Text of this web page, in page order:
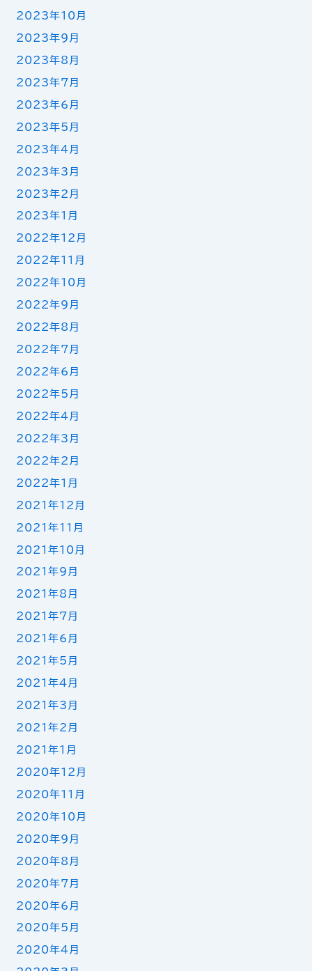
2023年10月
2023年9月
2023年8月
2023年7月
2023年6月
2023年5月
2023年4月
2023年3月
2023年2月
2023年1月
2022年12月
2022年11月
2022年10月
2022年9月
2022年8月
2022年7月
2022年6月
2022年5月
2022年4月
2022年3月
2022年2月
2022年1月
2021年12月
2021年11月
2021年10月
2021年9月
2021年8月
2021年7月
2021年6月
2021年5月
2021年4月
2021年3月
2021年2月
2021年1月
2020年12月
2020年11月
2020年10月
2020年9月
2020年8月
2020年7月
2020年6月
2020年5月
2020年4月